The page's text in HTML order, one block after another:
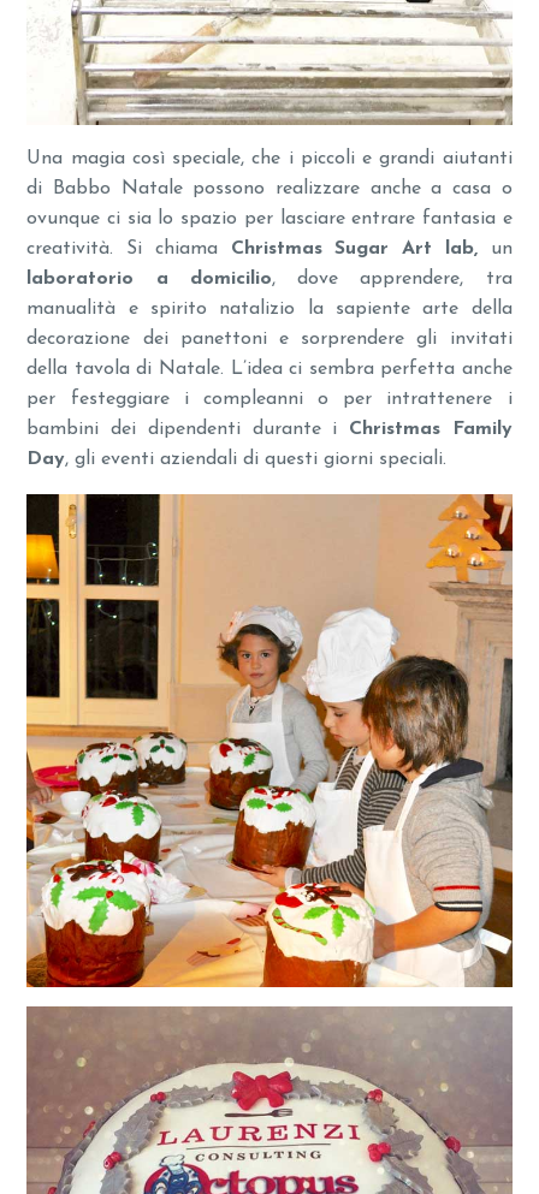
Una magia così speciale, che i piccoli e grandi aiutanti
di Babbo Natale possono realizzare anche a casa o
ovunque ci sia lo spazio per lasciare entrare fantasia e
creatività. Si chiama Christmas Sugar Art lab, un
laboratorio a domicilio, dove apprendere, tra
manualità e spirito natalizio la sapiente arte della
decorazione dei panettoni e sorprendere gli invitati
della tavola di Natale. L’idea ci sembra perfetta anche
per festeggiare i compleanni o per intrattenere i
bambini dei dipendenti durante i Christmas Family
Day, gli eventi aziendali di questi giorni speciali.